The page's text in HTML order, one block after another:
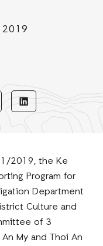
Share
with
2019, the Ke
Program for
Department
Culture and
of 3
My and Thoi An